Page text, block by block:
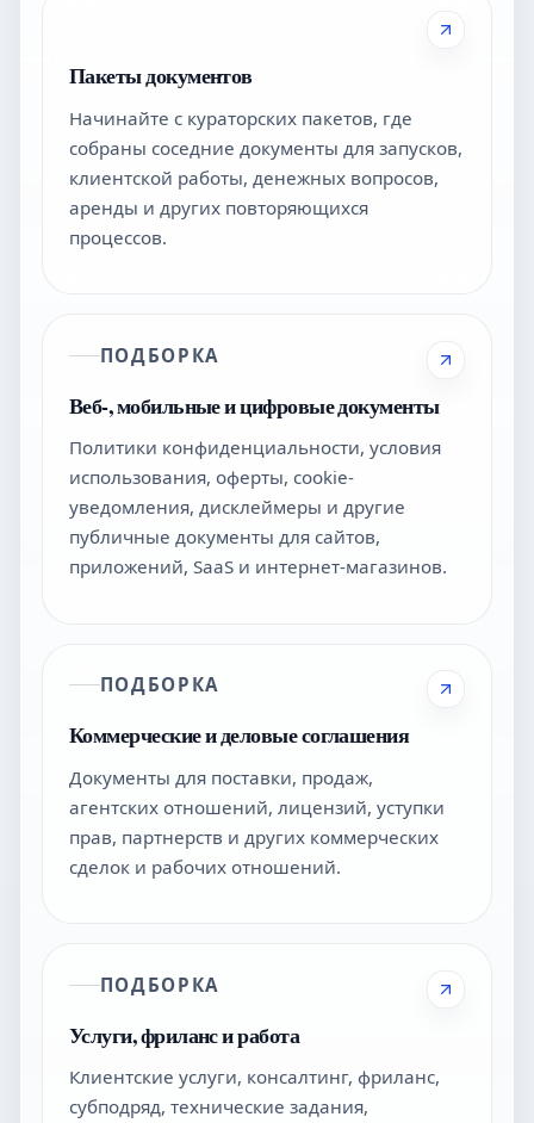
Пакеты документов
Начинайте с кураторских пакетов, где
собраны соседние документы для запусков,
клиентской работы, денежных вопросов,
аренды и других повторяющихся
процессов.
ПОДБОРКА
Веб-, мобильные и цифровые документы
Политики конфиденциальности, условия
использования, оферты, cookie-
уведомления, дисклеймеры и другие
публичные документы для сайтов,
приложений, SaaS и интернет-магазинов.
ПОДБОРКА
Коммерческие и деловые соглашения
Документы для поставки, продаж,
агентских отношений, лицензий, уступки
прав, партнерств и других коммерческих
сделок и рабочих отношений.
ПОДБОРКА
Услуги, фриланс и работа
Клиентские услуги, консалтинг, фриланс,
субподряд, технические задания,